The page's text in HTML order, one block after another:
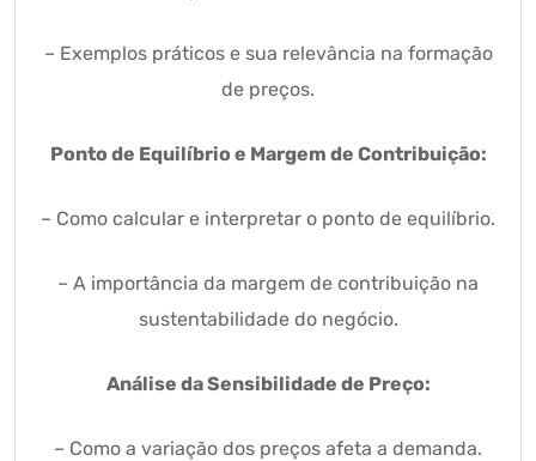
– Exemplos práticos e sua relevância na formação
de preços.
Ponto de Equilíbrio e Margem de Contribuição:
– Como calcular e interpretar o ponto de equilíbrio.
– A importância da margem de contribuição na
sustentabilidade do negócio.
Análise da Sensibilidade de Preço:
– Como a variação dos preços afeta a demanda.